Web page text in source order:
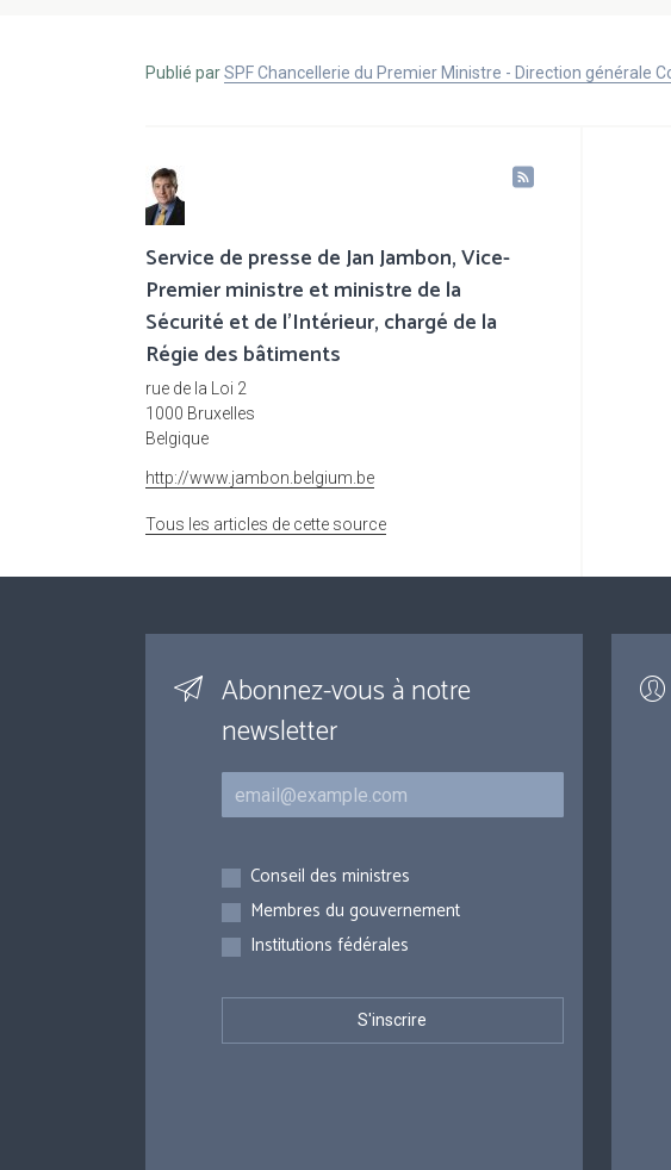
Publié parSPF Chancellerie du Premier Ministre - Direction générale
Service de presse de Jan Jambon, Vice-
Premier ministre et ministre de la
Sécurité et de l'Intérieur, chargé de la
Régie des bâtiments
rue de la Loi 2
1000 Bruxelles
Belgique
http://www.jambon.belgium.be
Tous les articles de cette source
Abonnez-vous à notre
newsletter
Courriel
Inscriptions
Conseil des ministres
Membres du gouvernement
Institutions fédérales